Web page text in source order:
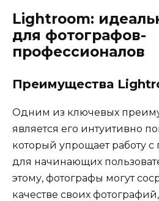
Lightroom:
для фотографов-
профессионалов
Преимущества
Одним из ключевых
является его интуитивно
который упрощает работу
для начинающих
этому, фотографы могут
качестве своих